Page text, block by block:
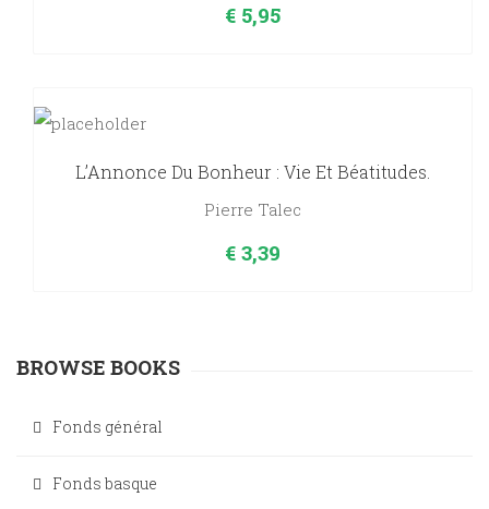
€ 5,95
L’Annonce Du Bonheur : Vie Et Béatitudes.
Pierre Talec
€ 3,39
BROWSE BOOKS
Fonds général
Fonds basque